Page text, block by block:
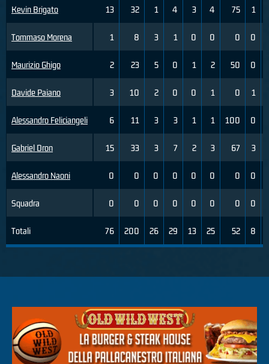
Kevin Brigato
Tommaso Morena
Maurizio Ghigo
Davide Paiano
Alessandro Feliciangeli
Gabriel Dron
Alessandro Naoni
Squadra
Totali
13 32 1 4 3 4 75 1
1 8 3 1 0 0 0 0
2 23 5 0 1 2 50 0
3 10 2 0 0 1 0 1
6 11 3 3 1 1 100 0
15 33 3 7 2 3 67 3
0 0 0 0 0 0 0 0
0 0 0 0 0 0 0 0
76 200 26 29 13 25 52 8